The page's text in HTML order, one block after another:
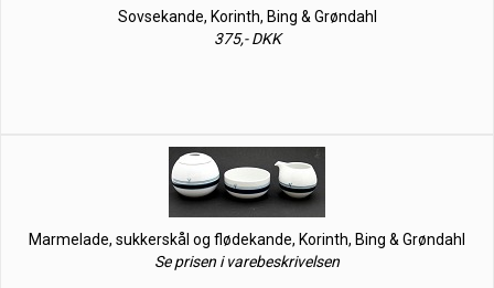
Sovsekande, Korinth, Bing & Grøndahl
375,- DKK
Marmelade, sukkerskål og flødekande, Korinth, Bing & Grøndahl
Se prisen i varebeskrivelsen